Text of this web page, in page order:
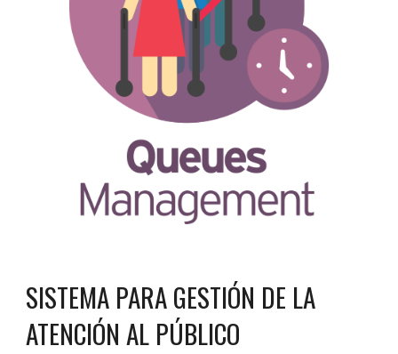
SISTEMA PARA GESTIÓN DE LA
ATENCIÓN AL PÚBLICO